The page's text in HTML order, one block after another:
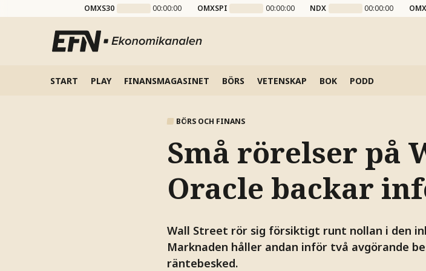
OMXS30 00:00:00 OMXSPI 00:00:00 NDX 00:00:00
START PLAY FINANSMAGASINET BÖRS VETENSKAP BOK PODD
BÖRS OCH FINANS
Små rörelser på
Oracle backar
Wall Street rör sig försiktigt runt nollan i den
Marknaden håller andan inför två avgörande
räntebesked.